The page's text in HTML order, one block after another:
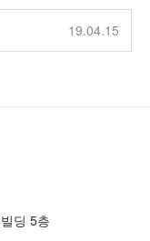
19.04.15
딩 5층